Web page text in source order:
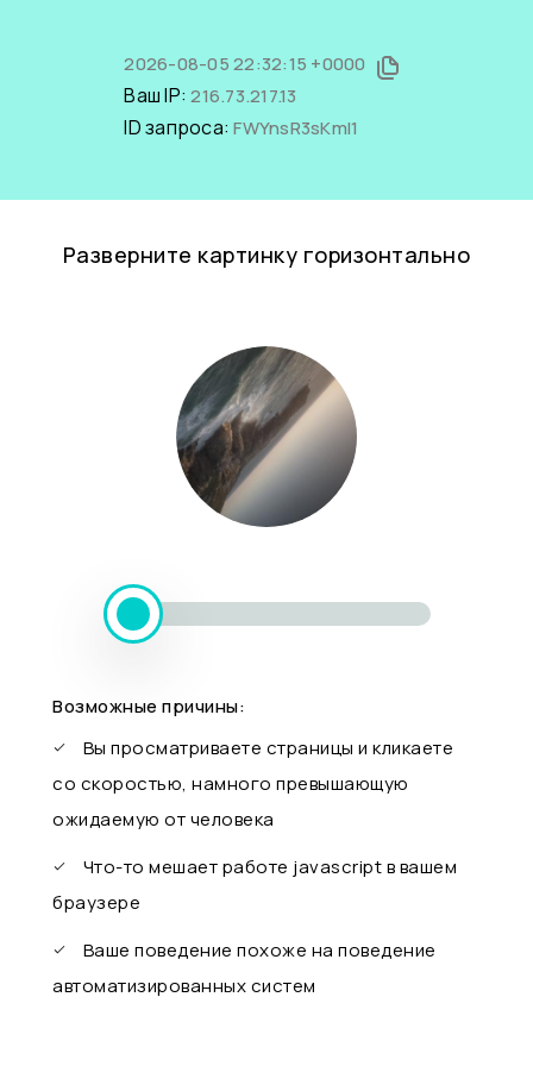
2026-08-05 22:32:15 +0000
Ваш IP:216.73.217.13
ID запроса:FWYnsR3sKmI1
Разверните картинку горизонтально
Возможные причины:
Вы просматриваете страницы и кликаете
со скоростью, намного превышающую
ожидаемую от человека
Что-то мешает работе javascript в вашем
браузере
Ваше поведение похоже на поведение
автоматизированных систем